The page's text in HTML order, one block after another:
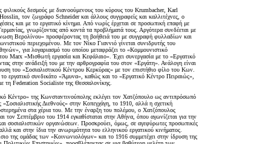
φιλικούς δεσμούς με διανοούμενους του κύρους του Krumbacher, Karl
τον ζωγράφο Schneider και άλλους συγγραφείς και καλλιτέχνες, ο
και με το εργατικό κίνημα. Από νωρίς έρχεται σε προσωπική επαφή με
γνωρίζοντας από κοντά τα προβλήματά τους. Αργότερα συνδέεται με
Βερολίνου» προσφέροντας τη βοήθειά του με συγγραφή φυλλαδίων και
περιεχομένου. Με τον Νίκο Γιαννιό γίνεται συνιδρυτής του
για λογαριασμό του οποίου μεταφράζει το «Κομμουνιστικό
Marx «Μισθωτή εργασία και Κεφάλαιο». Έχει συνεργασία με το «Εργατικό
στην ανάδειξή του με την αρθρογραφία του στον «Εργάτη». Ανάλογη είναι
του «Σοσιαλιστικού Κέντρου Κερκύρας» με τον επιστήθιο φίλο του Κων.
εργατικό συνδικάτο «Άμυνα», καθώς και το «Εργατικό Κέντρο Πειραιώς»,
τη Federation Socialiste της Θεσσαλονίκης.
Κέντρο» της Κωνσταντινούπολης εκλέγει τον Χατζόπουλο ως αντιπρόσωπό
«Σοσιαλιστικής Διεθνούς» στην Κοπεγχάγη, το 1910, αλλά η σχετική
στα χέρια του. Με την έναρξη του πολέμου, ο Χατζόπουλος
τον Σεπτέμβριο του 1914 εγκαθίσταται στην Αθήνα, όπου αγωνίζεται για την
σοσιαλιστικών οργανώσεων. Προσκρούει, όμως, σε αγεφύρωτες προσωπικές
και στην ίδια την ανωριμότητα του ελληνικού εργατικού κινήματος.
της ομάδας των «Κοινωνιολόγων» και το 1916 συμμετέχει στην ίδρυση της